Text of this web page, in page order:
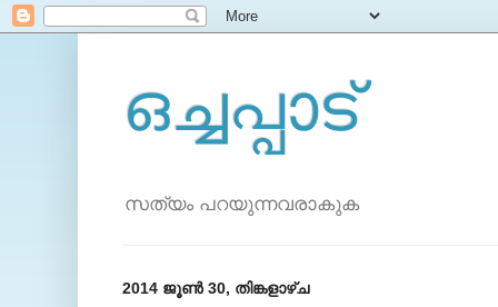
ഒച്ചപ്പാട്
സത്യം പറയുന്നവരാകുക
2014 ജൂൺ 30, തിങ്കളാഴ്‌ച